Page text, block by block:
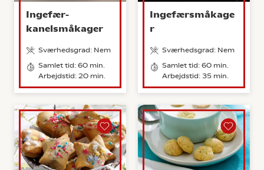
Ingefær-
kanelsmåkager
Sværhedsgrad: Nem
Samlet tid: 60 min.
Arbejdstid: 20 min.
Ingefærsmåkage
r
Sværhedsgrad: Nem
Samlet tid: 60 min.
Arbejdstid: 35 min.